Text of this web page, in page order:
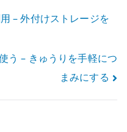
– 外付けストレージを
う – きゅうりを手軽につ
まみにする